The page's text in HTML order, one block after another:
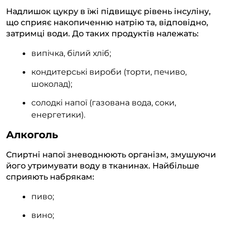
Надлишок цукру в їжі підвищує рівень інсуліну,
що сприяє накопиченню натрію та, відповідно,
затримці води. До таких продуктів належать:
випічка, білий хліб;
кондитерські вироби (торти, печиво,
шоколад);
солодкі напої (газована вода, соки,
енергетики).
Алкоголь
Спиртні напої зневоднюють організм, змушуючи
його утримувати воду в тканинах. Найбільше
сприяють набрякам:
пиво;
вино;